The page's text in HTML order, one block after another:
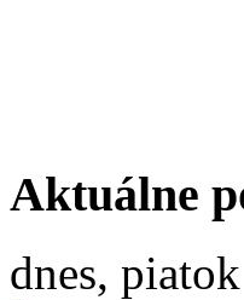
Aktuálne
dnes,